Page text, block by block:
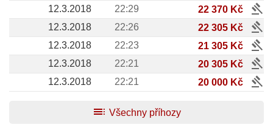
12.3.2018
22:29 22 370 Kč gavel
12.3.2018 22:26 22 305 Kč gavel
12.3.2018 22:23 21 305 Kč gavel
12.3.2018 22:21 20 305 Kč gavel
12.3.2018 22:21 20 000 Kč
gavel
toc Všechny příhozy